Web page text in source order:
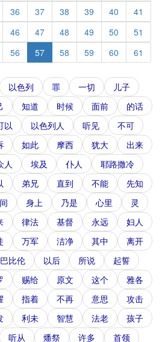
36 37 38 39 40
41
46 47 48 49 50
51
56 57 58 59 60 61
以色列 罪 一切
儿子
知道 时候 面前
的话
以 以色列人 听见
不可
如此 摩西 犹大
出来
人 埃及 仆人
耶路撒冷
弟兄 直到 不能
先知
身上 乃是 心里
灵
律法 基督 永远
妇人
万军 洁净 其中
离开
巴比伦 以后 所说
起誓
赐给 原文 这个
雅各
指着 不再 意思
攻击
利未 智慧 法老
孩子
听从 燔祭 许多 首领